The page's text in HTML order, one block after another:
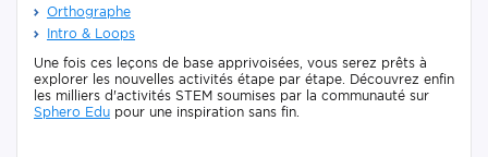
Orthographe
Intro & Loops
Une fois ces leçons de base apprivoisées, vous serez prêts à
explorer les nouvelles activités étape par étape. Découvrez enfin
les milliers d'activités STEM soumises par la communauté sur
Sphero Edu pour une inspiration sans fin.